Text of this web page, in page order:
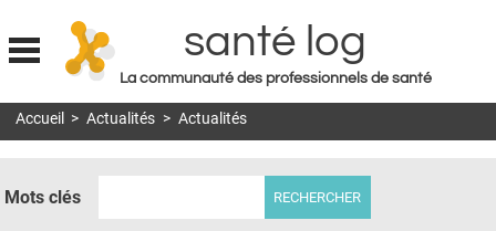
Jump to navigation
santé log
La communauté des professionnels de santé
MON COMPTE
Accueil > Actualités > Actualités
Mots clés